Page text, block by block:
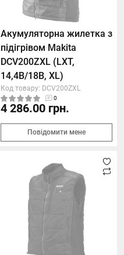
Акумуляторна жилетка з
підігрівом Makita
DCV200ZXL (LXT,
14,4В/18В, XL)
Код товару: DCV200ZXL
0
4 286.00 грн.
Повідомити мене